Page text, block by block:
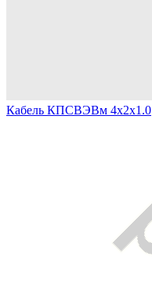
Кабель КПСВЭВм 4х2х1.0